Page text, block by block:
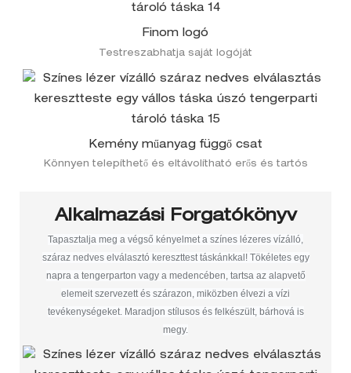
Finom logó
Testreszabhatja saját logóját
Kemény műanyag függő csat
Könnyen telepíthető és eltávolítható erős és tartós
Alkalmazási Forgatókönyv
Tapasztalja meg a végső kényelmet a színes lézeres vízálló,
száraz nedves elválasztó kereszttest táskánkkal! Tökéletes egy
napra a tengerparton vagy a medencében, tartsa az alapvető
elemeit szervezett és szárazon, miközben élvezi a vízi
tevékenységeket. Maradjon stílusos és felkészült, bárhová is
megy.